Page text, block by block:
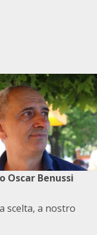
Oscar Benussi
scelta, a nostro